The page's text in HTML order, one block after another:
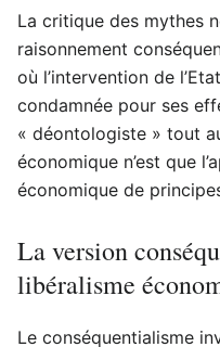
La critique des mythes
raisonnement
où l’intervention de
condamnée pour ses
« déontologiste » tout
économique n’est que
économique de
La version
libéralisme
Le conséquentialisme